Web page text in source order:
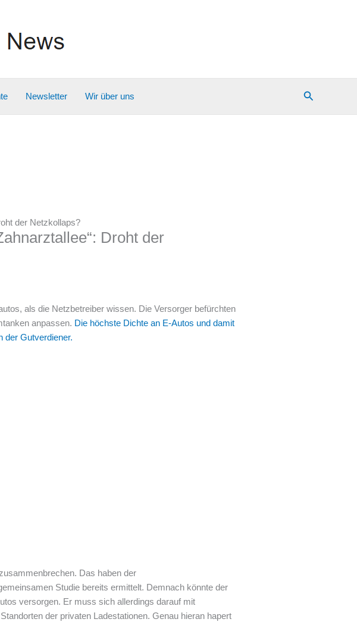
Newsletter Wir über uns Suchen
der Netzkollaps?
Droht der
als die Netzbetreiber wissen. Die Versorger befürchten
anpassen. Die höchste Dichte an E-Autos und damit
der Gutverdiener.
Das haben der
Studie bereits ermittelt. Demnach könnte der
versorgen. Er muss sich allerdings darauf mit
der privaten Ladestationen. Genau hieran hapert